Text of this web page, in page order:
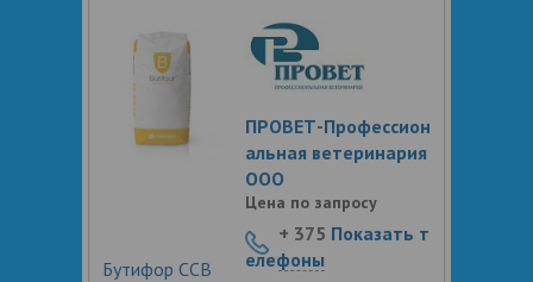
Бутифор ССВ
ПРОВЕТ-Профессион
альная ветеринария
ООО
Цена по запросу
+ 375 Показать т
елефоны